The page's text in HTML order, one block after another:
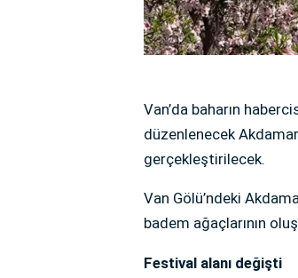
Van’da baharın
düzenlenecek
gerçekleştirilecek.
Van Gölü’ndeki
badem ağaçlarının
Festival alanı değişti